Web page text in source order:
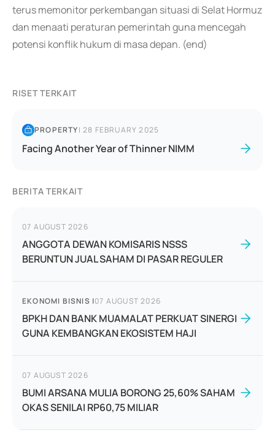
terus memonitor perkembangan situasi di Selat Hormuz
dan menaati peraturan pemerintah guna mencegah
potensi konflik hukum di masa depan. (end)
RISET TERKAIT
PROPERTY|28 FEBRUARY 2025
Facing Another Year of Thinner NIMM
BERITA TERKAIT
07 AUGUST 2026
ANGGOTA DEWAN KOMISARIS NSSS
BERUNTUN JUAL SAHAM DI PASAR REGULER
EKONOMI BISNIS |07 AUGUST 2026
BPKH DAN BANK MUAMALAT PERKUAT SINERGI
GUNA KEMBANGKAN EKOSISTEM HAJI
07 AUGUST 2026
BUMI ARSANA MULIA BORONG 25,60% SAHAM
OKAS SENILAI RP60,75 MILIAR